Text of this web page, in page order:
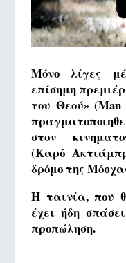
Μόνο λίγες
επίσημη
του Θεού»
στον
(Καρό
δρόμο της
Η ταινία, που
έχει ήδη
προπώληση.